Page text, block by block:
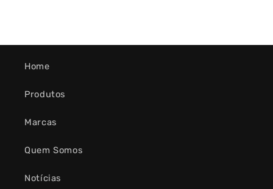
Home
Produtos
Marcas
Quem Somos
Notícias